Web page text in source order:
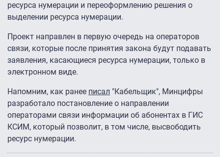
ресурса нумерации и переоформлению решения о
выделении ресурса нумерации.
Проект направлен в первую очередь на операторов
связи, которые после принятия закона будут подавать
заявления, касающиеся ресурса нумерации, только в
электронном виде.
Напомним, как ранее писал "Кабельщик", Минцифры
разработало постановление о направлении
операторами связи информации об абонентах в ГИС
КСИМ, который позволит, в том числе, высвободить
ресурс нумерации.